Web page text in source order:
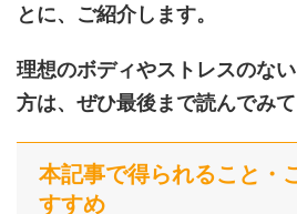
とに、ご紹介します。
理想のボディやストレスのな
方は、ぜひ最後まで読んでみて
本記事で得られること・
すすめ